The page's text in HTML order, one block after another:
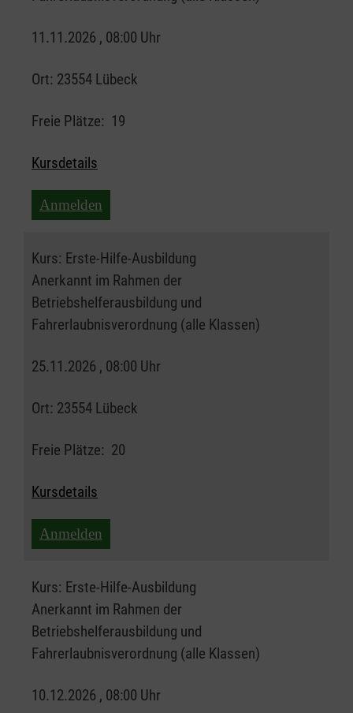
11.11.2026 , 08:00 Uhr
Ort: 23554 Lübeck
Freie Plätze: 19
Kursdetails
Anmelden
Kurs: Erste-Hilfe-Ausbildung
Anerkannt im Rahmen der
Betriebshelferausbildung und
Fahrerlaubnisverordnung (alle Klassen)
25.11.2026 , 08:00 Uhr
Ort: 23554 Lübeck
Freie Plätze: 20
Kursdetails
Anmelden
Kurs: Erste-Hilfe-Ausbildung
Anerkannt im Rahmen der
Betriebshelferausbildung und
Fahrerlaubnisverordnung (alle Klassen)
10.12.2026 , 08:00 Uhr